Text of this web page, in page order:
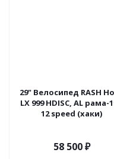
29" Велосипед RASH
LX 999 HDISC, AL рама-
12 speed (хаки)
58 500₽